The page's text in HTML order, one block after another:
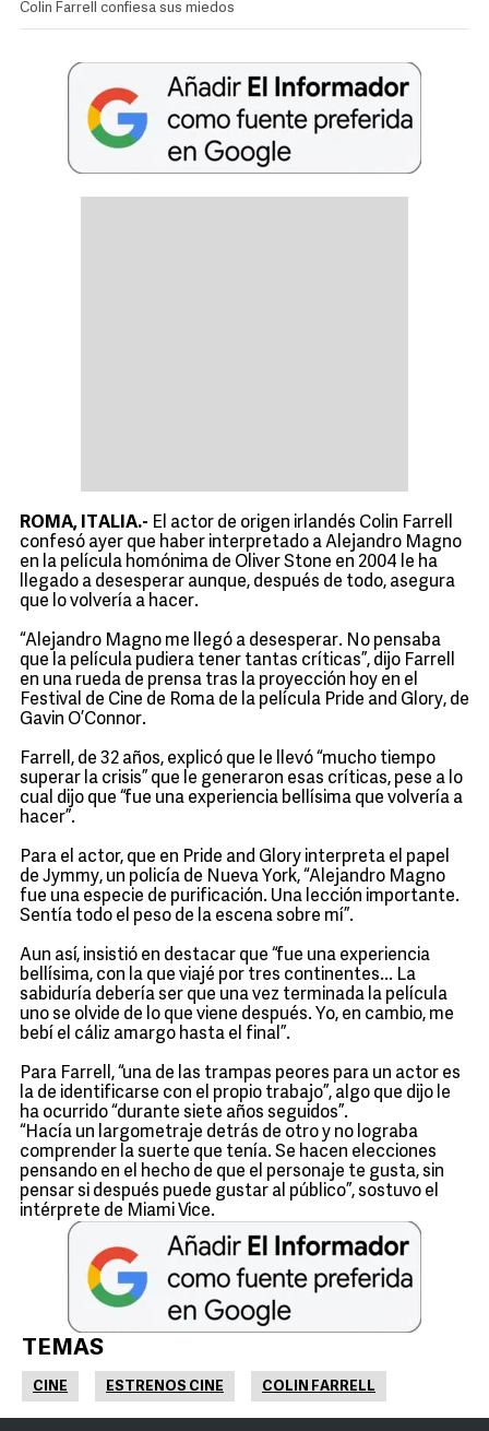
Colin Farrell confiesa sus miedos
ROMA, ITALIA.- El actor de origen irlandés Colin Farrell
confesó ayer que haber interpretado a Alejandro Magno
en la película homónima de Oliver Stone en 2004 le ha
llegado a desesperar aunque, después de todo, asegura
que lo volvería a hacer.
“Alejandro Magno me llegó a desesperar. No pensaba
que la película pudiera tener tantas críticas”, dijo Farrell
en una rueda de prensa tras la proyección hoy en el
Festival de Cine de Roma de la película Pride and Glory, de
Gavin O’Connor.
Farrell, de 32 años, explicó que le llevó “mucho tiempo
superar la crisis” que le generaron esas críticas, pese a lo
cual dijo que “fue una experiencia bellísima que volvería a
hacer”.
Para el actor, que en Pride and Glory interpreta el papel
de Jymmy, un policía de Nueva York, “Alejandro Magno
fue una especie de purificación. Una lección importante.
Sentía todo el peso de la escena sobre mí”.
Aun así, insistió en destacar que “fue una experiencia
bellísima, con la que viajé por tres continentes... La
sabiduría debería ser que una vez terminada la película
uno se olvide de lo que viene después. Yo, en cambio, me
bebí el cáliz amargo hasta el final”.
Para Farrell, “una de las trampas peores para un actor es
la de identificarse con el propio trabajo”, algo que dijo le
ha ocurrido “durante siete años seguidos”.
“Hacía un largometraje detrás de otro y no lograba
comprender la suerte que tenía. Se hacen elecciones
pensando en el hecho de que el personaje te gusta, sin
pensar si después puede gustar al público”, sostuvo el
intérprete de Miami Vice.
TEMAS
CINE ESTRENOS CINE COLIN FARRELL